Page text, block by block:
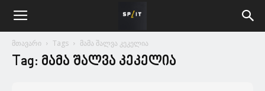
მთავარი Tags მამა შალვა კეკელია
Tag: მამა შალვა კეკელია